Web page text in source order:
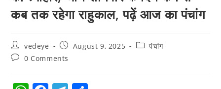
कब तक रहेगा राहुकाल, पढ़ें आज का पंचांग
vedeye August 9, 2025
पंचांग
0 Comments